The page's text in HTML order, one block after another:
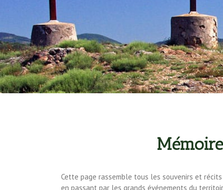
Cette page rassemble tous les souvenirs et
en passant par les grands événements du